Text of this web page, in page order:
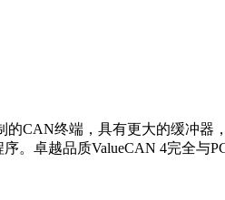
CAN终端，具有更大的缓冲器
。卓越品质ValueCAN 4完全与